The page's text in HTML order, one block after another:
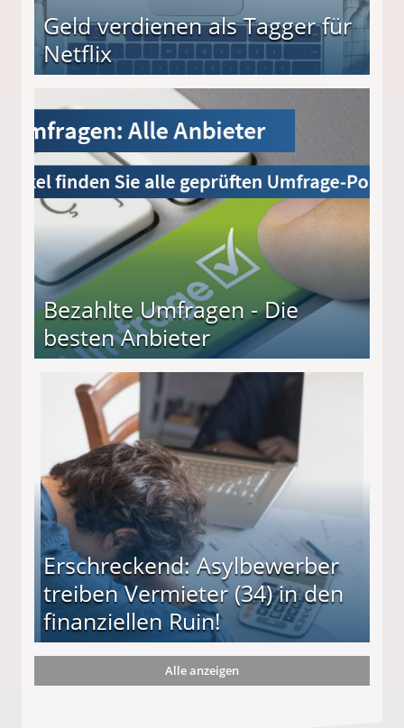
Geld verdienen als Tagger für
Netflix
Bezahlte Umfragen - Die
besten Anbieter
Erschreckend: Asylbewerber
treiben Vermieter (34) in den
finanziellen Ruin!
(34) in den finanziellen Ruin!
Alle anzeigen